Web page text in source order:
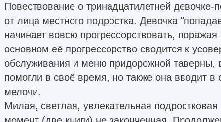
Повествование о тринадцатилетней девочке-
от лица местного подростка. Девочка
начинает вовсю прогрессорствовать,
основном её прогрессорство сводится к
обслуживания и меню придорожной таверны,
помогли в своё время, но также она вводит в
мелочи.
Милая, светлая, увлекательная